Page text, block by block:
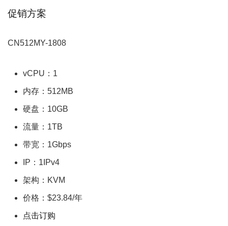
促销方案
CN512MY-1808
vCPU：1
内存：512MB
硬盘：10GB
流量：1TB
带宽：1Gbps
IP：1IPv4
架构：KVM
价格：$23.84/年
点击订购